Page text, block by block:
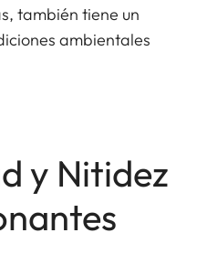
también tiene un
ambientales
y Nitidez